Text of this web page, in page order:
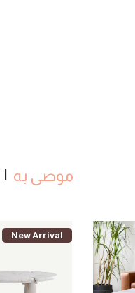
موصى به
New Arrival